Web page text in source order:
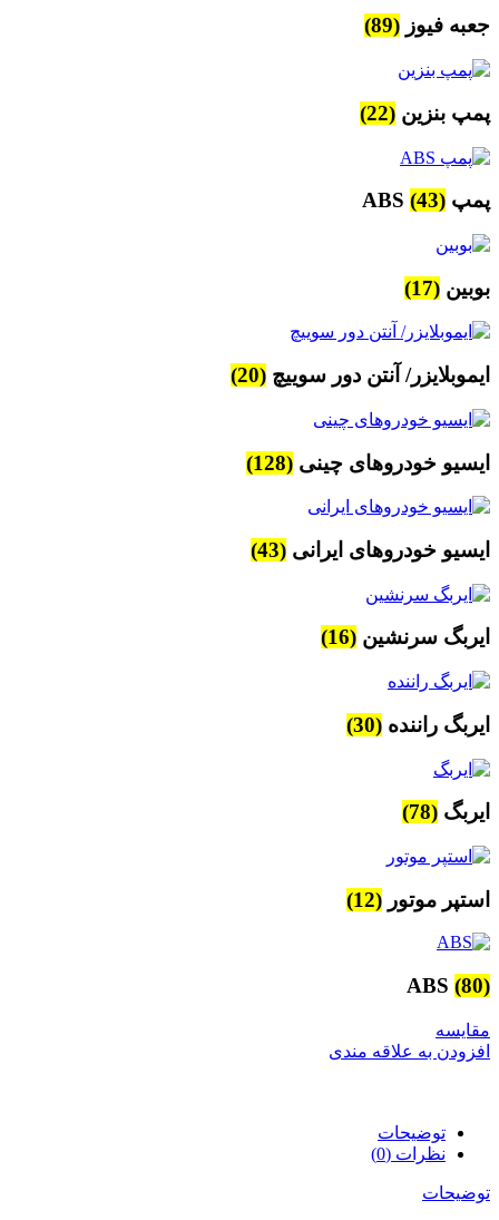
جعبه فیوز (89)
پمپ بنزین (22)
پمپ ABS (43)
بوبین (17)
ایموبلایزر/ آنتن دور سوییچ (20)
ایسیو خودروهای چینی (128)
ایسیو خودروهای ایرانی (43)
ایربگ سرنشین (16)
ایربگ راننده (30)
ایربگ (78)
استپر موتور (12)
ABS (80)
مقایسه
افزودن به علاقه مندی
توضیحات
نظرات (0)
توضیحات